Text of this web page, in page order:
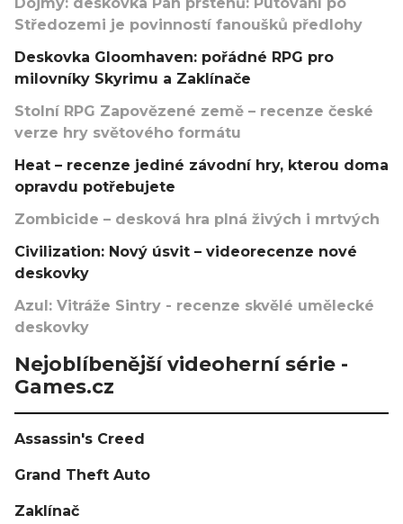
Středozemi je povinností fanoušků předlohy
Deskovka Gloomhaven: pořádné RPG pro
milovníky Skyrimu a Zaklínače
Stolní RPG Zapovězené země – recenze české
verze hry světového formátu
Heat – recenze jediné závodní hry, kterou doma
opravdu potřebujete
Zombicide – desková hra plná živých i mrtvých
Civilization: Nový úsvit – videorecenze nové
deskovky
Azul: Vitráže Sintry - recenze skvělé umělecké
deskovky
Nejoblíbenější videoherní série -
Games.cz
Assassin's Creed
Grand Theft Auto
Zaklínač